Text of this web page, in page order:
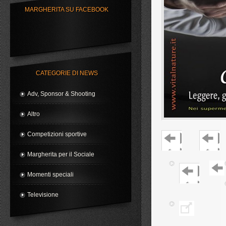
della campagna P&G e
MARGHERITA SU FACEBOOK
CATEGORIE DI NEWS
Adv, Sponsor & Shooting
Altro
Competizioni sportive
Margherita per il Sociale
Momenti speciali
Televisione